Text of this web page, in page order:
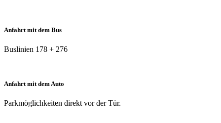
Anfahrt mit dem Bus
Buslinien 178 + 276
Anfahrt mit dem Auto
Parkmöglichkeiten direkt vor der Tür.